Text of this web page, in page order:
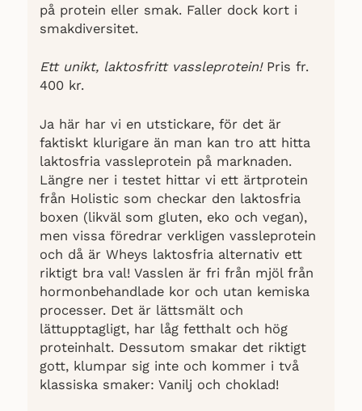
på protein eller smak. Faller dock kort i
smakdiversitet.
Ett unikt, laktosfritt vassleprotein! Pris fr.
400 kr.
Ja här har vi en utstickare, för det är
faktiskt klurigare än man kan tro att hitta
laktosfria vassleprotein på marknaden.
Längre ner i testet hittar vi ett ärtprotein
från Holistic som checkar den laktosfria
boxen (likväl som gluten, eko och vegan),
men vissa föredrar verkligen vassleprotein
och då är Wheys laktosfria alternativ ett
riktigt bra val! Vasslen är fri från mjöl från
hormonbehandlade kor och utan kemiska
processer. Det är lättsmält och
lättupptagligt, har låg fetthalt och hög
proteinhalt. Dessutom smakar det riktigt
gott, klumpar sig inte och kommer i två
klassiska smaker: Vanilj och choklad!